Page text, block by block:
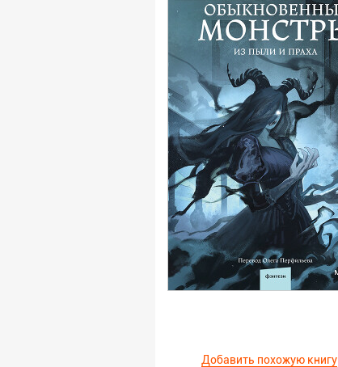
Добавить похожую книгу